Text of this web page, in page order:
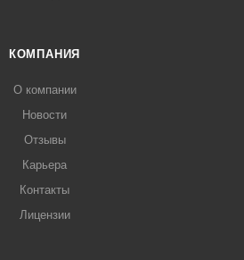
КОМПАНИЯ
О компании
Новости
Отзывы
Карьера
Контакты
Лицензии